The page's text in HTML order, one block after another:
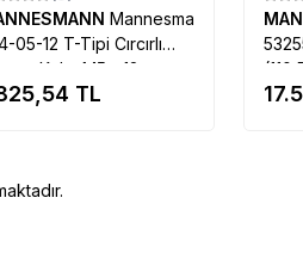
Mannesmann
05-12 T-Tipi Cırcırlı
Kolu, M5 - 12,
TL
(110